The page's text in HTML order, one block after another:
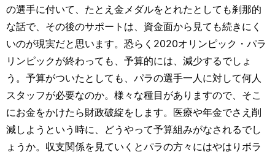
の選手に付いて、たとえ金メダルをとれたとしても刹那的
な話で、その後のサポートは、資金面から見ても続きにく
いのが現実だと思います。恐らく2020オリンピック・パラ
リンピックが終わっても、予算的には、減少するでしょ
う。予算がついたとしても、パラの選手一人に対して何人
スタッフが必要なのか。様々な種目がありますので、そこ
にお金をかけたら財政破綻をします。医療や年金でさえ削
減しようという時に、どうやって予算組みがなされるでし
ょうか。収支関係を見ていくとパラの方々にはやはりボラ